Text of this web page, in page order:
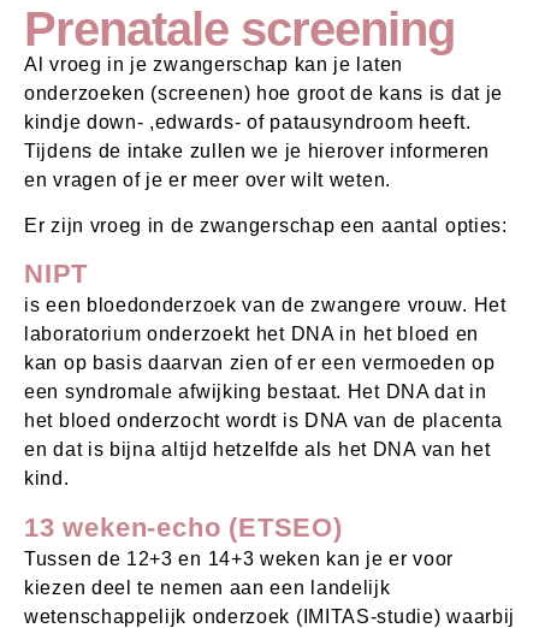
Prenatale screening
Al vroeg in je zwangerschap kan je laten
onderzoeken (screenen) hoe groot de kans is dat je
kindje down- ,edwards- of patausyndroom heeft.
Tijdens de intake zullen we je hierover informeren
en vragen of je er meer over wilt weten.
Er zijn vroeg in de zwangerschap een aantal opties:
NIPT
is een bloedonderzoek van de zwangere vrouw. Het
laboratorium onderzoekt het DNA in het bloed en
kan op basis daarvan zien of er een vermoeden op
een syndromale afwijking bestaat. Het DNA dat in
het bloed onderzocht wordt is DNA van de placenta
en dat is bijna altijd hetzelfde als het DNA van het
kind.
13 weken-echo (ETSEO)
Tussen de 12+3 en 14+3 weken kan je er voor
kiezen deel te nemen aan een landelijk
wetenschappelijk onderzoek (IMITAS-studie) waarbij